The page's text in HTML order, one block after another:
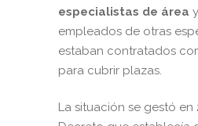
especialistas de área
empleados de otras
estaban contratados
para cubrir plazas.
La situación se gestó en